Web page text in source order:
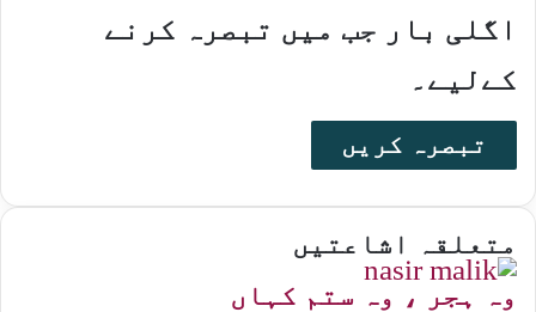
اگلی بار جب میں تبصرہ کرنے
کےلیے۔
متعلقہ اشاعتیں
وہ ہجر ، وہ ستم کہاں